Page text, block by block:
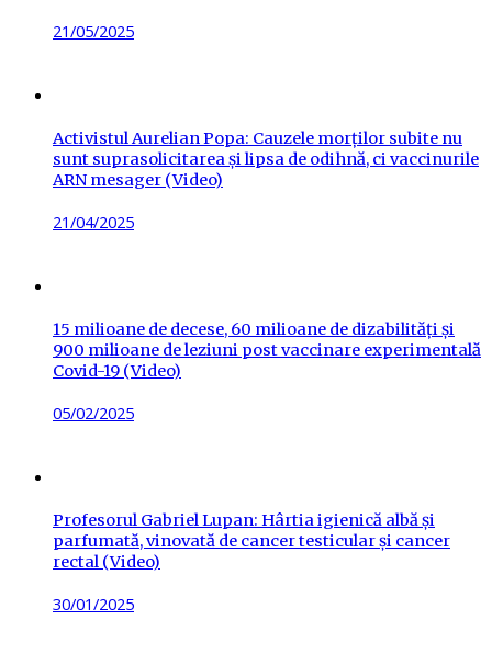
Posted
21/05/2025
Activistul Aurelian Popa: Cauzele morților subite nu
sunt suprasolicitarea și lipsa de odihnă, ci vaccinurile
ARN mesager (Video)
Posted
21/04/2025
15 milioane de decese, 60 milioane de dizabilități și
900 milioane de leziuni post vaccinare experimentală
Covid-19 (Video)
Posted
05/02/2025
Profesorul Gabriel Lupan: Hârtia igienică albă și
parfumată, vinovată de cancer testicular și cancer
rectal (Video)
Posted
30/01/2025